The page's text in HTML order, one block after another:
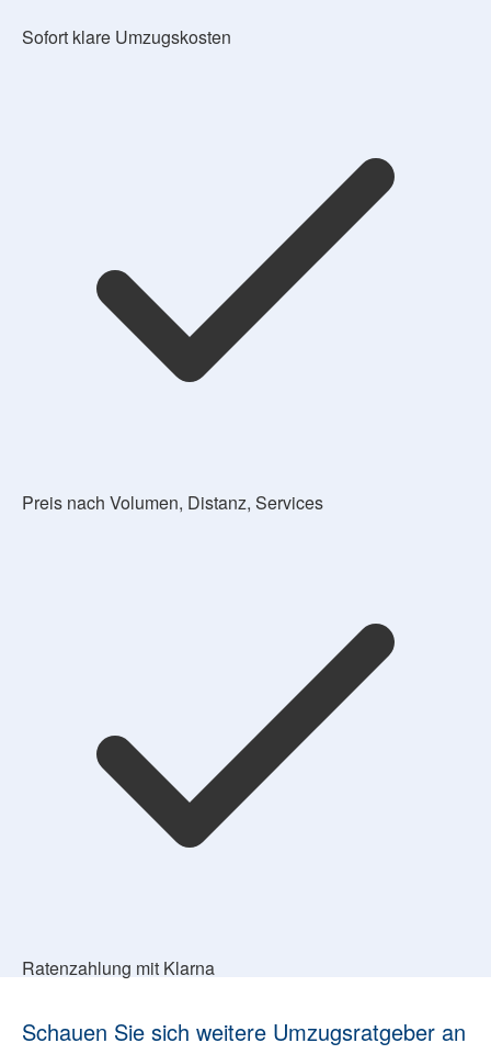
Sofort klare Umzugskosten
Preis nach Volumen, Distanz, Services
Ratenzahlung mit Klarna
Schauen Sie sich weitere Umzugsratgeber an